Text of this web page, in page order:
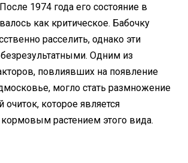
1974 года его состояние в
как критическое. Бабочку
расселить, однако эти
Одним из
повлиявших на появление
могло стать размножение
очиток, которое является
растением этого вида.